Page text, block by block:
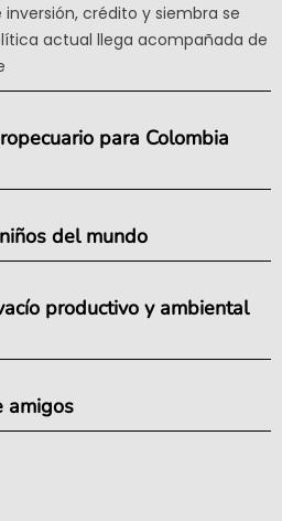
crédito y siembra se
actual llega acompañada de
para Colombia
del mundo
productivo y ambiental
amigos